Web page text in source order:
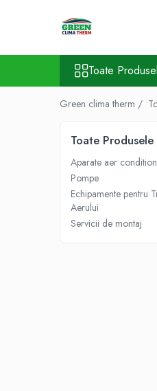
Aparate aer conditionat
Toate
Green clima therm /
Toate Produsele
Aparate aer
Pompe
Echipamente pentru
Aerului
Servicii de montaj